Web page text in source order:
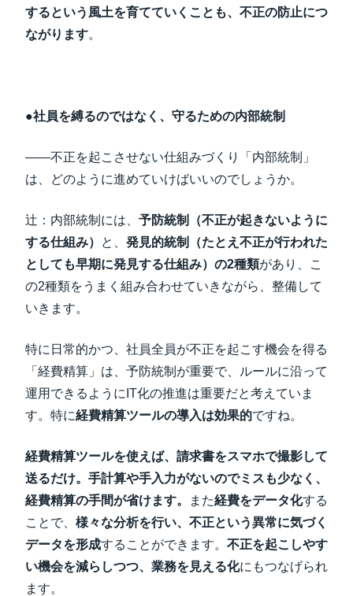
するという風土を育てていくことも、不正の防止につ
ながります。
●社員を縛るのではなく、守るための内部統制
――不正を起こさせない仕組みづくり「内部統制」
は、どのように進めていけばいいのでしょうか。
辻：内部統制には、 予防統制（不正が起きないように
する仕組み）
と、 発見的統制（たとえ不正が行われた
としても早期に発見する仕組み）の2種類があり、こ
の2種類をうまく組み合わせていきながら、整備して
いきます。
特に日常的かつ、社員全員が不正を起こす機会を得る
「経費精算」は、予防統制が重要で、ルールに沿って
運用できるようにIT化の推進は重要だと考えていま
す。特に経費精算ツールの導入は効果的ですね。
経費精算ツールを使えば、請求書をスマホで撮影して
送るだけ。手計算や手入力がないのでミスも少なく、
経費精算の手間が省けます。
また経費をデータ化する
ことで、 様々な分析を行い、不正という異常に気づく
データを形成することができます。 不正を起こしやす
い機会を減らしつつ、業務を見える化にもつなげられ
ます。